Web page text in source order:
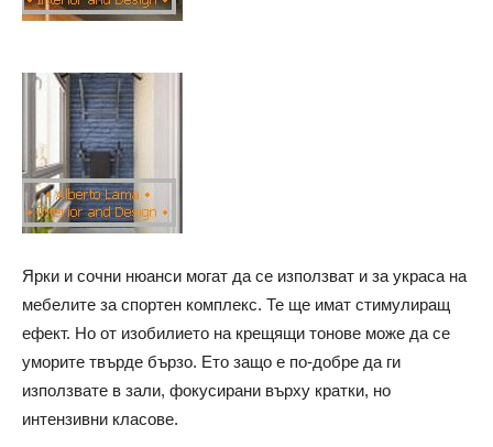
Ярки и сочни нюанси могат да се използват и за украса на
мебелите за спортен комплекс. Те ще имат стимулиращ
ефект. Но от изобилието на крещящи тонове може да се
уморите твърде бързо. Ето защо е по-добре да ги
използвате в зали, фокусирани върху кратки, но
интензивни класове.